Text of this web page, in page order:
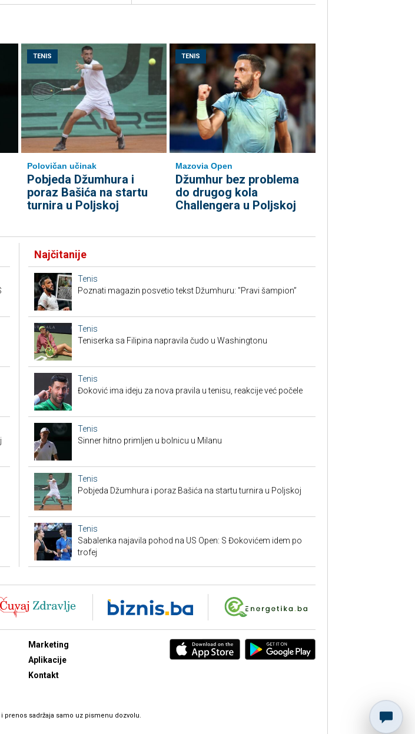
TENIS
Polovičan učinak
Pobjeda Džumhura i
poraz Bašića na startu
turnira u Poljskoj
TENIS
Mazovia Open
Džumhur bez problema
do drugog kola
Challengera u Poljskoj
Najčitanije
Tenis
Poznati magazin posvetio tekst Džumhuru: "Pravi šampion”
Tenis
Teniserka sa Filipina napravila čudo u Washingtonu
Tenis
Đoković ima ideju za nova pravila u tenisu, reakcije već počele
Tenis
Sinner hitno primljen u bolnicu u Milanu
Tenis
Pobjeda Džumhura i poraz Bašića na startu turnira u Poljskoj
Tenis
Sabalenka najavila pohod na US Open: S Đokovićem idem po
trofej
Marketing
Aplikacije
Kontakt
prenos sadržaja samo uz pismenu dozvolu.